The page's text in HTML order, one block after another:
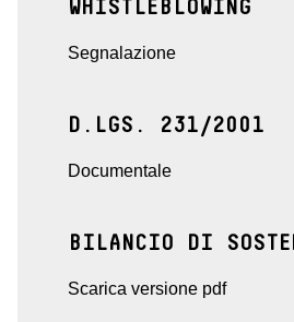
WHISTLEBLOWING
Segnalazione
D.LGS. 231/2001
Documentale
BILANCIO DI
Scarica versione pdf